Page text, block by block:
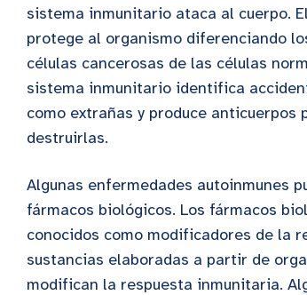
sistema inmunitario ataca al cuerpo.
protege al organismo diferenciando
células cancerosas de las células
sistema inmunitario identifica
como extrañas y produce anticuerpos
destruirlas.
Algunas enfermedades autoinmunes
fármacos biológicos. Los fármacos
conocidos como modificadores de la
sustancias elaboradas a partir de
modifican la respuesta inmunitaria.